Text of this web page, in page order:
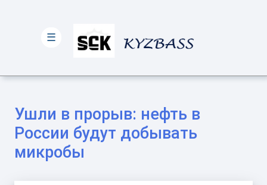
Ушли в прорыв: нефть в
России будут добывать
микробы
☰